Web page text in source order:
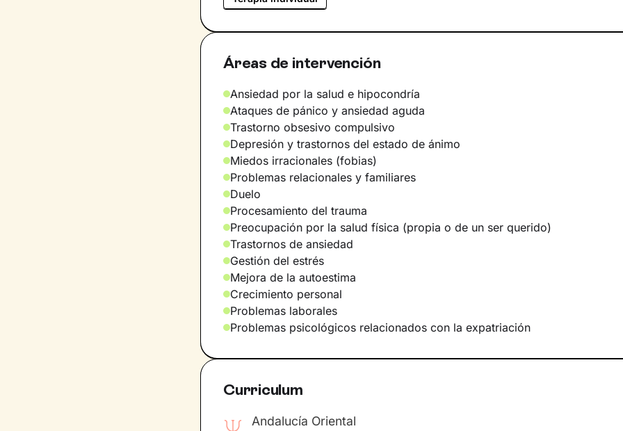
acompañaré en el proceso de gestión de los
significativos en dirección a lo que es realmente
Idiomas
Español
Áreas de intervención
Ansiedad por la salud e hipocondría
Ataques de pánico y ansiedad aguda
Trastorno obsesivo compulsivo
Depresión y trastornos del estado de ánimo
Miedos irracionales (fobias)
Problemas relacionales y familiares
Duelo
Procesamiento del trauma
Preocupación por la salud física (propia o de un ser querido)
Trastornos de ansiedad
Gestión del estrés
Mejora de la autoestima
Crecimiento personal
Problemas laborales
Problemas psicológicos relacionados con la expatriación
Curriculum
Andalucía Oriental